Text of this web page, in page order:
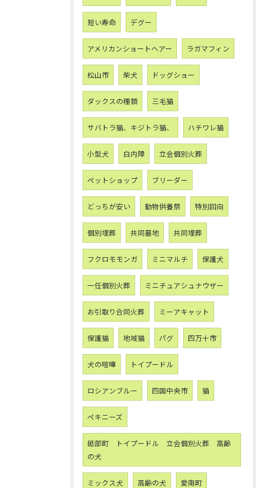
短い寿命 デグー
アメリカンショートヘアー ラガマフィン
松山市 柴犬 ドッグショー
ダックスの種類 三毛猫
サバトラ猫、キジトラ猫、 ハチワレ猫
小型犬 白内障 立会個別火葬
ペットショップ ブリーダー
どっちが安い 動物供養祭 特別回向
個別埋葬 共同墓地 共同埋葬
フクロモモンガ ミニマルチ 保護犬
一任個別火葬 ミニチュアシュナウザー
お引取り合同火葬 ミーアキャット
保護猫 地域猫 パグ 四万十市
犬の喧嘩 トイプードル
ロシアンブルー 四国中央市 猫
ペキニーズ
砥部町 トイプードル 立会個別火葬 高齢
の犬
ミックス犬 高齢の犬 愛南町